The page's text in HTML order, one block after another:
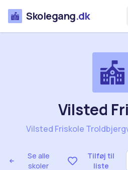
Skolegang.dk
Se alle
skoler
Tilføj til
liste
Vilsted
Vilsted Friskole